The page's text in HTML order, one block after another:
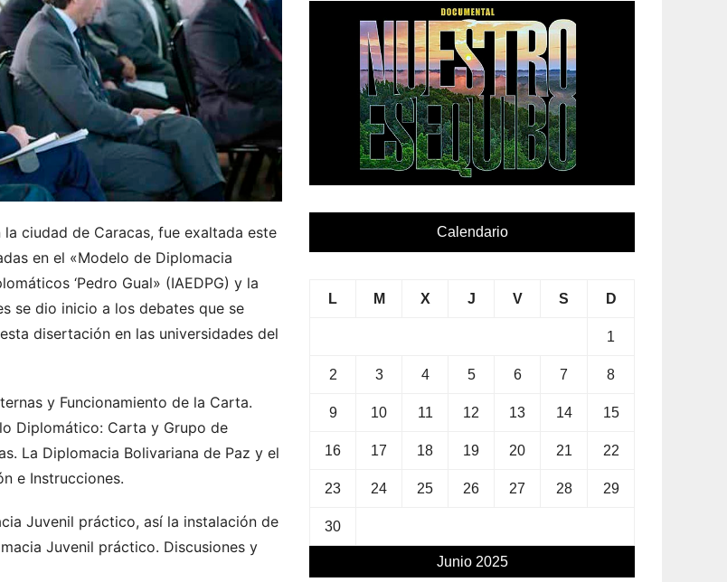
ciudad de Caracas, fue exaltada este
en el «Modelo de Diplomacia
‘Pedro Gual» (IAEDPG) y la
se dio inicio a los debates que se
disertación en las universidades del
y Funcionamiento de la Carta.
Diplomático: Carta y Grupo de
La Diplomacia Bolivariana de Paz y el
e Instrucciones.
Juvenil práctico, así la instalación de
Juvenil práctico. Discusiones y
Calendario
Junio 2025
L M X J V S D
1
2 3 4 5 6 7 8
9 10 11 12 13 14 15
16 17 18 19 20 21 22
23 24 25 26 27 28 29
30